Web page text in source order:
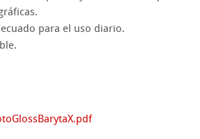
para el uso diario.